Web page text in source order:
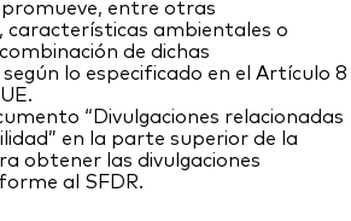
entre otras
características ambientales o
de dichas
lo especificado en el Artículo 8
“Divulgaciones relacionadas
en la parte superior de la
obtener las divulgaciones
al SFDR.